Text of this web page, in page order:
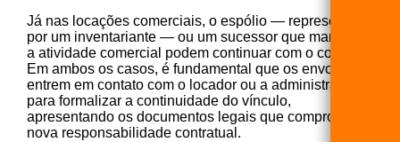
Já nas locações comerciais, o espólio — representado
por um inventariante — ou um sucessor que mantenha
a atividade comercial podem continuar com o contrato.
Em ambos os casos, é fundamental que os envolvidos
entrem em contato com o locador ou a administradora
para formalizar a continuidade do vínculo,
apresentando os documentos legais que comprovem a
nova responsabilidade contratual.